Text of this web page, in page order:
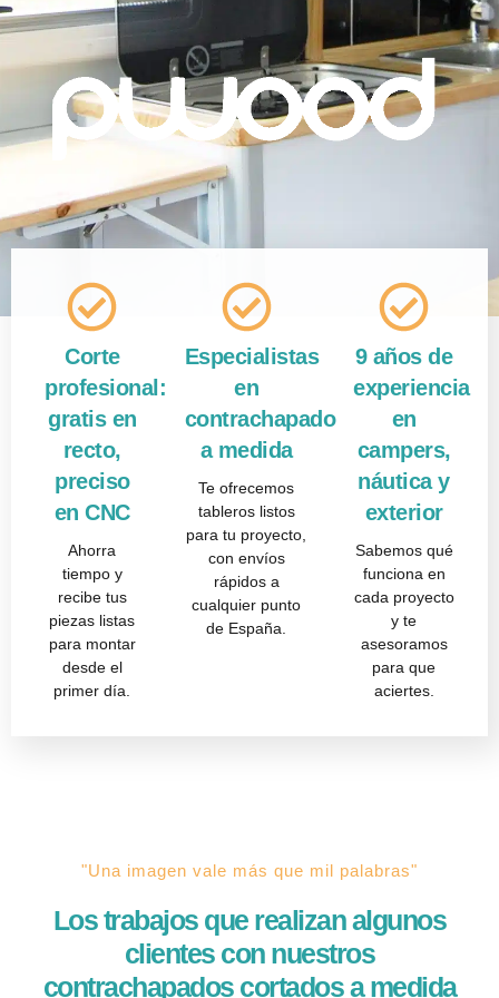
Corte
profesional:
gratis en
recto,
preciso
en CNC
Ahorra
tiempo y
recibe tus
piezas listas
para montar
desde el
primer día.
Especialistas
en
contrachapado
a medida
Te ofrecemos
tableros listos
para tu proyecto,
con envíos
rápidos a
cualquier punto
de España.
9 años de
experiencia
en
campers,
náutica y
exterior
Sabemos qué
funciona en
cada proyecto
y te
asesoramos
para que
aciertes.
"Una imagen vale más que mil palabras"
Los trabajos que realizan algunos
clientes con nuestros
contrachapados cortados a medida